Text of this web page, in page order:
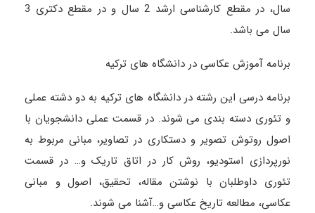
سال، در مقطع کارشناسی ارشد 2 سال و در مقطع دکتری 3
سال می باشد.
برنامه آموزش عکاسی در دانشگاه های ترکیه
برنامه درسی این رشته در دانشگاه های ترکیه به دو دشته عملی
و تئوری دسته بندی می شوند. در قسمت عملی دانشجویان با
اصول روتوش تصویر و دستکاری در تصاویر، مبانی مربوط به
نورپردازی استودیو، روش کار در اتاق تاریک و… در قسمت
تئوری داوطلبان با نوشتن مقاله، تحقیق، اصول و مبانی
عکاسی، مطالعه تاریخ عکاسی و…آشنا می شوند.